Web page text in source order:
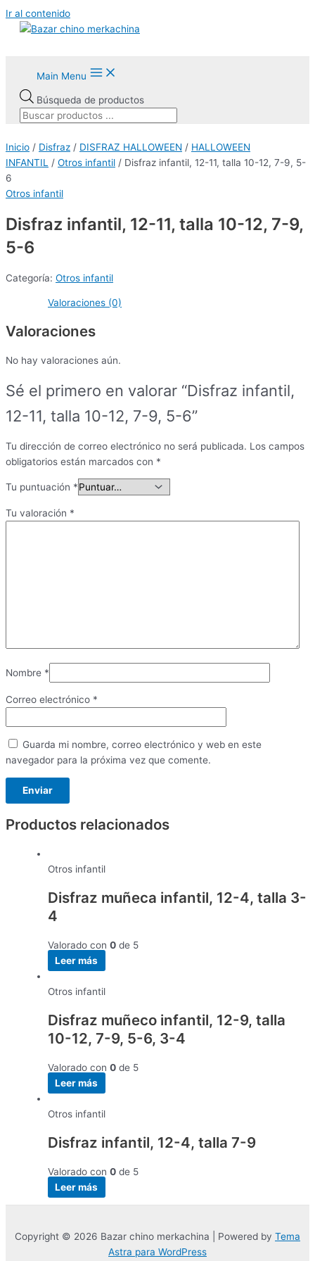
Ir al contenido
Main Menu
Búsqueda de productos
Inicio / Disfraz / DISFRAZ HALLOWEEN / HALLOWEEN
INFANTIL
/ Otros infantil / Disfraz infantil, 12-11, talla 10-12, 7-9, 5-
6
Otros infantil
Disfraz infantil, 12-11, talla 10-12, 7-9,
5-6
Categoría: Otros infantil
Valoraciones (0)
Valoraciones
No hay valoraciones aún.
Sé el primero en valorar “Disfraz infantil,
12-11, talla 10-12, 7-9, 5-6”
Tu dirección de correo electrónico no será publicada. Los campos
obligatorios están marcados con *
Tu puntuación *
Tu valoración *
Nombre *
Correo electrónico *
Guarda mi nombre, correo electrónico y web en este
navegador para la próxima vez que comente.
Productos relacionados
Otros infantil
Disfraz muñeca infantil, 12-4, talla 3-
4
Valorado con 0 de 5
Leer más
Otros infantil
Disfraz muñeco infantil, 12-9, talla
10-12, 7-9, 5-6, 3-4
Valorado con 0 de 5
Leer más
Otros infantil
Disfraz infantil, 12-4, talla 7-9
Valorado con 0 de 5
Leer más
Copyright © 2026 Bazar chino merkachina | Powered by Tema
Astra para WordPress